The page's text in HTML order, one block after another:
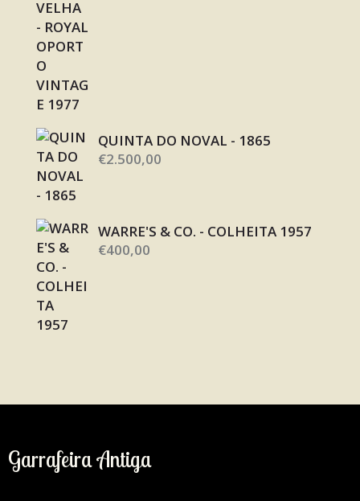
QUINTA DO NOVAL - 1865
€2.500,00
WARRE'S & CO. - COLHEITA 1957
€400,00
Garrafeira Antiga